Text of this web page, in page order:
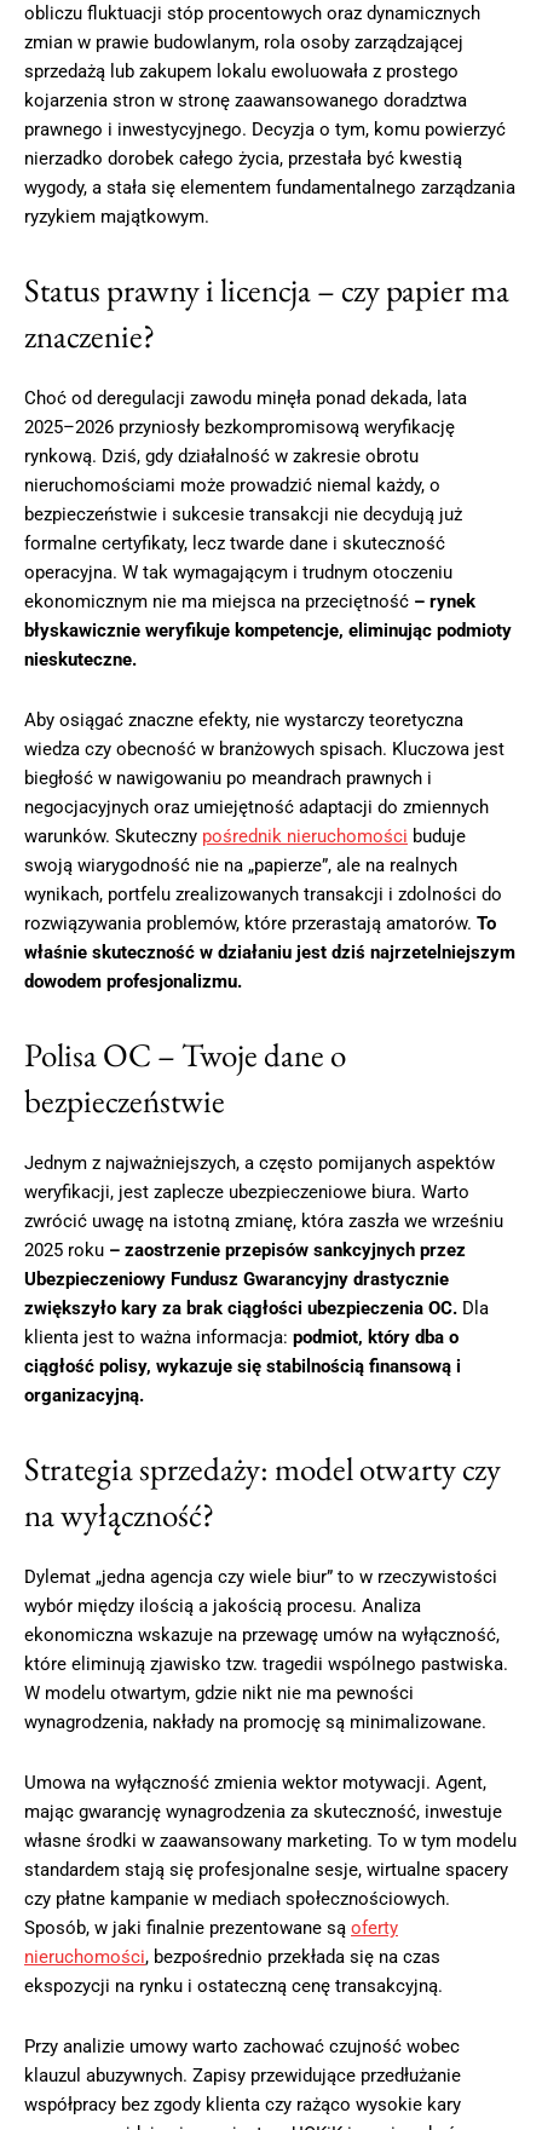
obliczu fluktuacji stóp procentowych oraz dynamicznych
zmian w prawie budowlanym, rola osoby zarządzającej
sprzedażą lub zakupem lokalu ewoluowała z prostego
kojarzenia stron w stronę zaawansowanego doradztwa
prawnego i inwestycyjnego. Decyzja o tym, komu powierzyć
nierzadko dorobek całego życia, przestała być kwestią
wygody, a stała się elementem fundamentalnego zarządzania
ryzykiem majątkowym.
Status prawny i licencja – czy papier ma
znaczenie?
Choć od deregulacji zawodu minęła ponad dekada, lata
2025–2026 przyniosły bezkompromisową weryfikację
rynkową. Dziś, gdy działalność w zakresie obrotu
nieruchomościami może prowadzić niemal każdy, o
bezpieczeństwie i sukcesie transakcji nie decydują już
formalne certyfikaty, lecz twarde dane i skuteczność
operacyjna. W tak wymagającym i trudnym otoczeniu
ekonomicznym nie ma miejsca na przeciętność – rynek
błyskawicznie weryfikuje kompetencje, eliminując podmioty
nieskuteczne.
Aby osiągać znaczne efekty, nie wystarczy teoretyczna
wiedza czy obecność w branżowych spisach. Kluczowa jest
biegłość w nawigowaniu po meandrach prawnych i
negocjacyjnych oraz umiejętność adaptacji do zmiennych
warunków. Skuteczny pośrednik nieruchomości buduje
swoją wiarygodność nie na „papierze”, ale na realnych
wynikach, portfelu zrealizowanych transakcji i zdolności do
rozwiązywania problemów, które przerastają amatorów. To
właśnie skuteczność w działaniu jest dziś najrzetelniejszym
dowodem profesjonalizmu.
Polisa OC – Twoje dane o
bezpieczeństwie
Jednym z najważniejszych, a często pomijanych aspektów
weryfikacji, jest zaplecze ubezpieczeniowe biura. Warto
zwrócić uwagę na istotną zmianę, która zaszła we wrześniu
2025 roku – zaostrzenie przepisów sankcyjnych przez
Ubezpieczeniowy Fundusz Gwarancyjny drastycznie
zwiększyło kary za brak ciągłości ubezpieczenia OC. Dla
klienta jest to ważna informacja: podmiot, który dba o
ciągłość polisy, wykazuje się stabilnością finansową i
organizacyjną.
Strategia sprzedaży: model otwarty czy
na wyłączność?
Dylemat „jedna agencja czy wiele biur” to w rzeczywistości
wybór między ilością a jakością procesu. Analiza
ekonomiczna wskazuje na przewagę umów na wyłączność,
które eliminują zjawisko tzw. tragedii wspólnego pastwiska.
W modelu otwartym, gdzie nikt nie ma pewności
wynagrodzenia, nakłady na promocję są minimalizowane.
Umowa na wyłączność zmienia wektor motywacji. Agent,
mając gwarancję wynagrodzenia za skuteczność, inwestuje
własne środki w zaawansowany marketing. To w tym modelu
standardem stają się profesjonalne sesje, wirtualne spacery
czy płatne kampanie w mediach społecznościowych.
Sposób, w jaki finalnie prezentowane są oferty
nieruchomości, bezpośrednio przekłada się na czas
ekspozycji na rynku i ostateczną cenę transakcyjną.
Przy analizie umowy warto zachować czujność wobec
klauzul abuzywnych. Zapisy przewidujące przedłużanie
współpracy bez zgody klienta czy rażąco wysokie kary